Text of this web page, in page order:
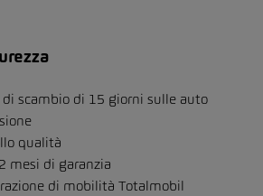
scambio di 15 giorni sulle auto
qualità
mesi di garanzia
di mobilità Totalmobil